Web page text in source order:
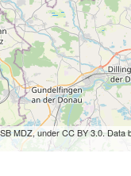
MDZ, under CC BY 3.0. Data